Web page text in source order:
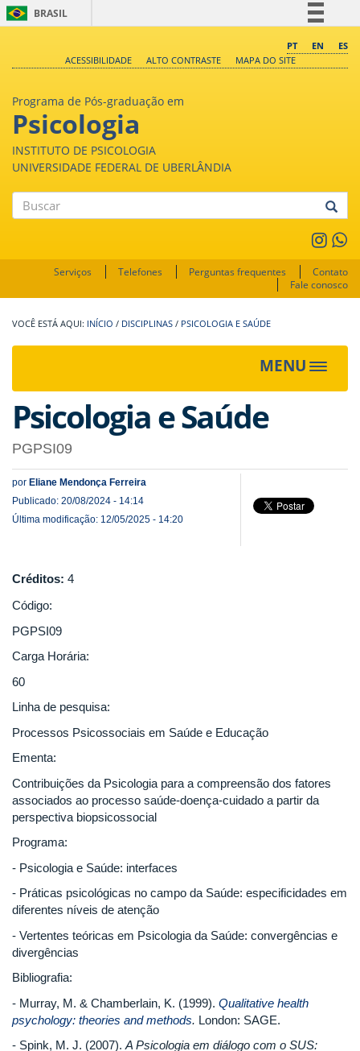
BRASIL
Comunica BR
PT EN
ES
ACESSIBILIDADE
ALTO CONTRASTE MAPA DO SITE
Programa de Pós-graduação em
Psicologia
INSTITUTO DE PSICOLOGIA
UNIVERSIDADE FEDERAL DE UBERLÂNDIA
Serviços Telefones Perguntas frequentes
Contato
Fale conosco
INÍCIO / DISCIPLINAS / PSICOLOGIA E SAÚDE
MENU
Toggle
Psicologia e Saúde
PGPSI09
por Eliane Mendonça Ferreira
Publicado: 20/08/2024 - 14:14
Última modificação: 12/05/2025 - 14:20
Créditos: 4
Código:
PGPSI09
Carga Horária:
60
Linha de pesquisa:
Processos Psicossociais em Saúde e Educação
Ementa:
Contribuições da Psicologia para a compreensão dos fatores
associados ao processo saúde-doença-cuidado a partir da
perspectiva biopsicossocial
Programa:
- Psicologia e Saúde: interfaces
- Práticas psicológicas no campo da Saúde: especificidades em
diferentes níveis de atenção
- Vertentes teóricas em Psicologia da Saúde: convergências e
divergências
Bibliografia:
- Murray, M. & Chamberlain, K. (1999). Qualitative health
psychology: theories and methods. London: SAGE.
- Spink, M. J. (2007). A Psicologia em diálogo com o SUS: